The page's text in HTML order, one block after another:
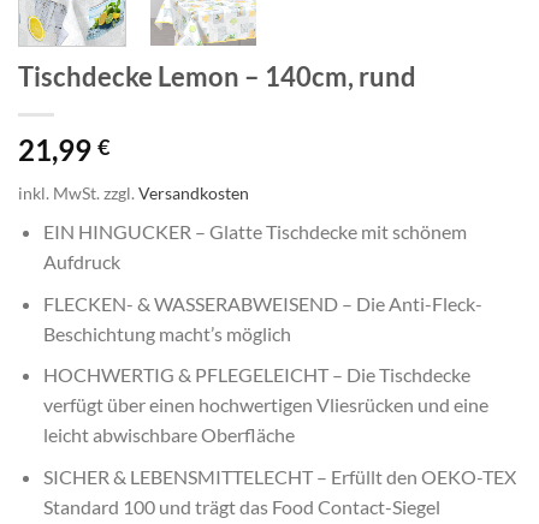
Tischdecke Lemon – 140cm, rund
21,99 €
inkl. MwSt. zzgl. Versandkosten
EIN HINGUCKER – Glatte Tischdecke mit schönem
Aufdruck
FLECKEN- & WASSERABWEISEND – Die Anti-Fleck-
Beschichtung macht’s möglich
HOCHWERTIG & PFLEGELEICHT – Die Tischdecke
verfügt über einen hochwertigen Vliesrücken und eine
leicht abwischbare Oberfläche
SICHER & LEBENSMITTELECHT – Erfüllt den OEKO-TEX
Standard 100 und trägt das Food Contact-Siegel